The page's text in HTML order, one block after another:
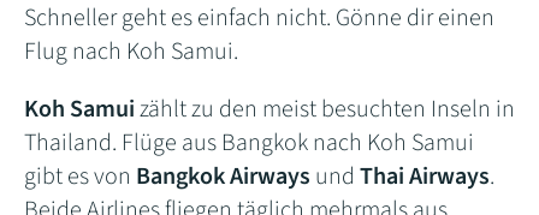
Schneller geht es einfach nicht. Gönne dir einen
Flug nach Koh Samui.
Koh Samuizählt zu den meist besuchten Inseln in
Thailand. Flüge aus Bangkok nach Koh Samui
gibt es von Bangkok Airways und Thai Airways.